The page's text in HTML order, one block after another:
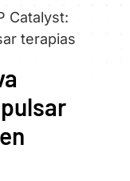
Catalyst:
terapias